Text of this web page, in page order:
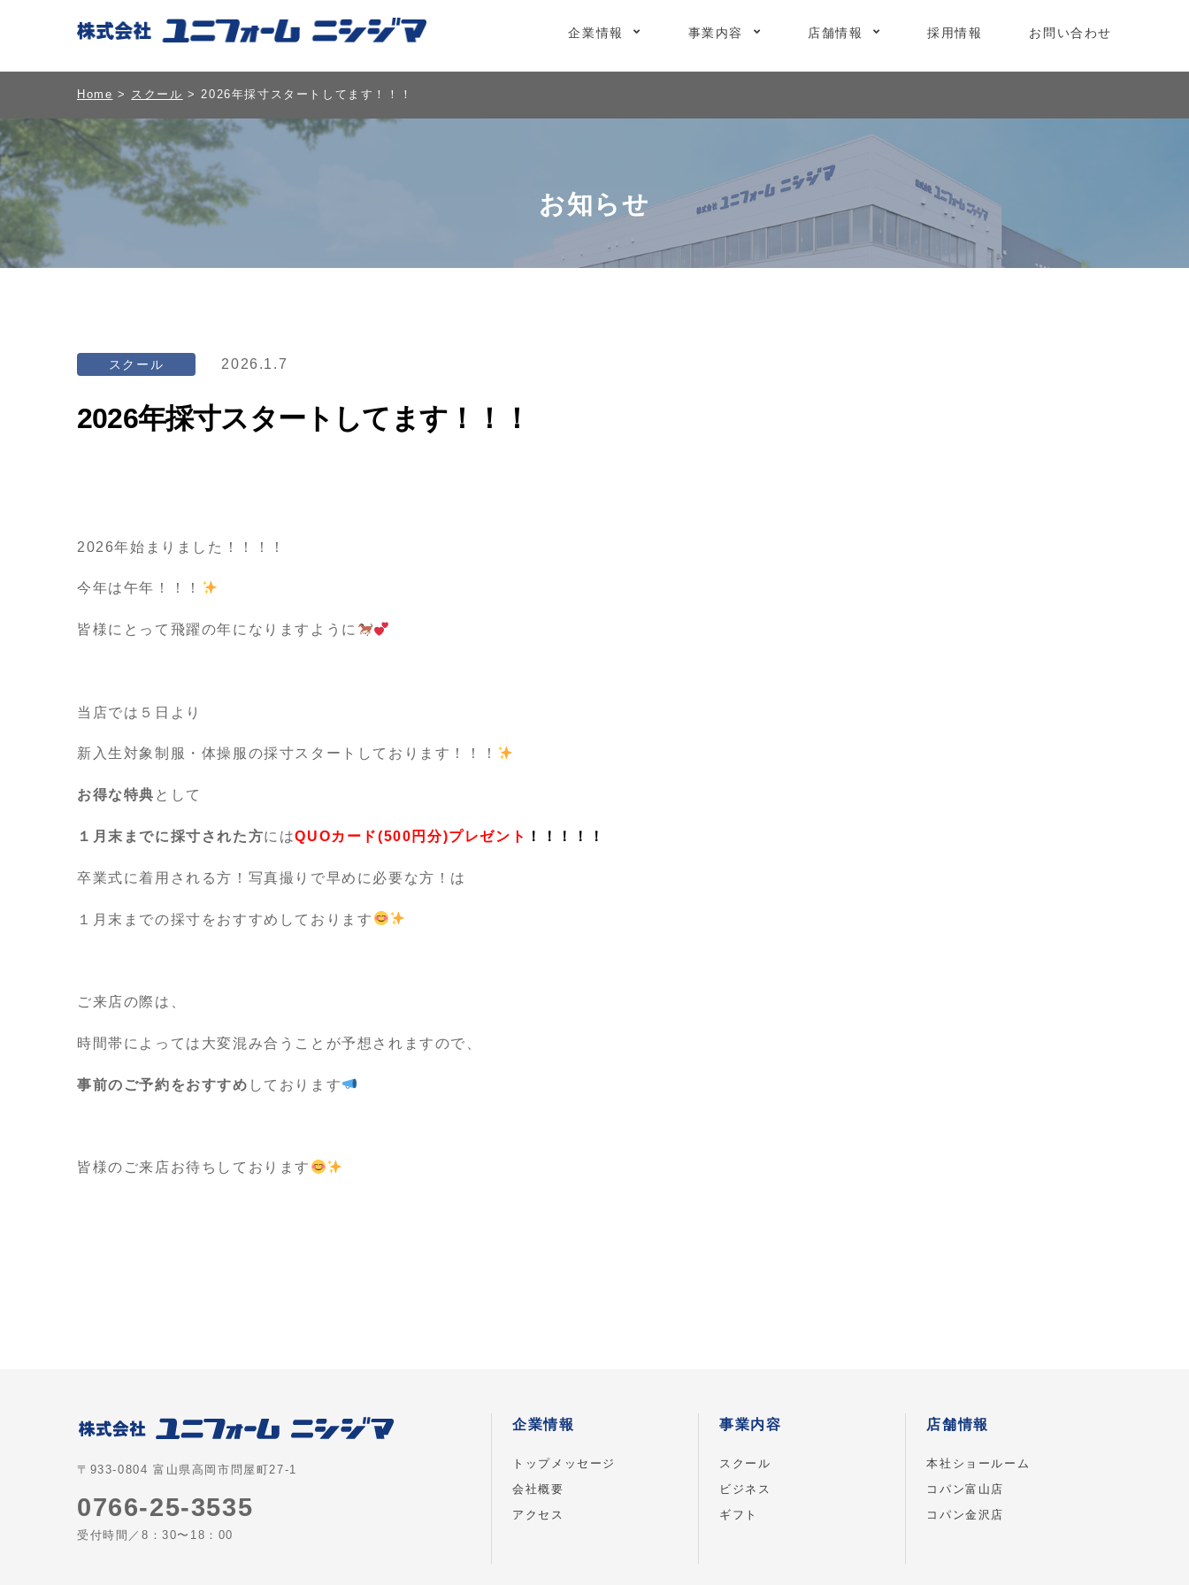
企業情報 事業内容 店舗情報 採用情報 お問い合わせ
Home > スクール > 2026年採寸スタートしてます！！！
お知らせ
スクール 2026.1.7
2026年採寸スタートしてます！！！
2026年始まりました！！！！
今年は午年！！！
皆様にとって飛躍の年になりますように
当店では５日より
新入生対象制服・体操服の採寸スタートしております！！！
お得な特典 として
１月末までに採寸された方にはQUOカード(500円分)プレゼント ！！！！！
卒業式に着用される方！写真撮りで早めに必要な方！は
１月末までの採寸をおすすめしております
ご来店の際は、
時間帯によっては大変混み合うことが予想されますので、
事前のご予約をおすすめ しております
皆様のご来店お待ちしております
〒933-0804 富山県高岡市問屋町27-1
0766-25-3535
受付時間／8：30〜18：00
企業情報
トップメッセージ
会社概要
アクセス
事業内容
スクール
ビジネス
ギフト
店舗情報
本社ショールーム
コパン富山店
コパン金沢店